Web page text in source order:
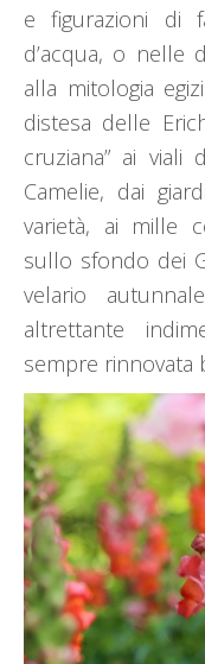
e figurazioni di
d’acqua, o nelle
alla mitologia
distesa delle
cruziana” ai viali
Camelie, dai
varietà, ai mille
sullo sfondo dei
velario
altrettante
sempre rinnovata